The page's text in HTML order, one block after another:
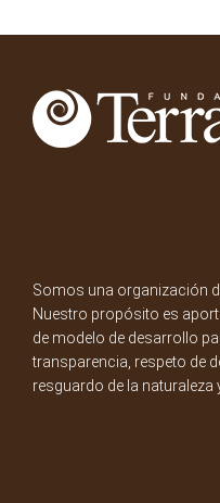
Somos una organización
Nuestro propósito es
de modelo de desarrollo
transparencia, respeto de
resguardo de la naturaleza